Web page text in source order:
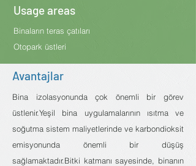
Usage areas
Binaların teras çatıları
Otopark üstleri
Bina izolasyonunda çok önemli bir görev
üstlenir.Yeşil bina uygulamalarının ısıtma ve
soğutma sistem maliyetlerinde ve karbondioksit
emisyonunda önemli bir düşüş
sağlamaktadır.Bitki katmanı sayesinde, binanın
Avantajlar